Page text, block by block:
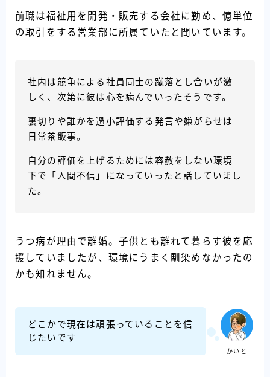
前職は福祉用を開発・販売する会社に勤め、億単位
の取引をする営業部に所属ていたと聞いています。
社内は競争による社員同士の蹴落とし合いが激
しく、次第に彼は心を病んでいったそうです。
裏切りや誰かを過小評価する発言や嫌がらせは
日常茶飯事。
自分の評価を上げるためには容赦をしない環境
下で「人間不信」になっていったと話していまし
た。
うつ病が理由で離婚。子供とも離れて暮らす彼を応
援していましたが、環境にうまく馴染めなかったの
かも知れません。
かいと
どこかで現在は頑張っていることを信
じたいです